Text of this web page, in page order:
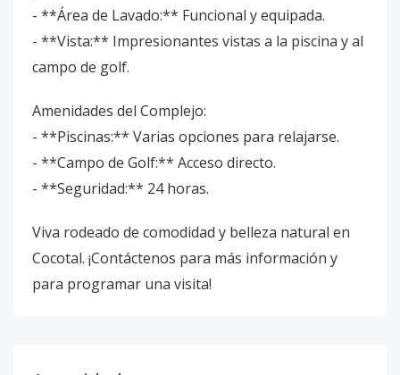
- **Área de Lavado:** Funcional y equipada.
- **Vista:** Impresionantes vistas a la piscina y al
campo de golf.
Amenidades del Complejo:
- **Piscinas:** Varias opciones para relajarse.
- **Campo de Golf:** Acceso directo.
- **Seguridad:** 24 horas.
Viva rodeado de comodidad y belleza natural en
Cocotal. ¡Contáctenos para más información y
para programar una visita!